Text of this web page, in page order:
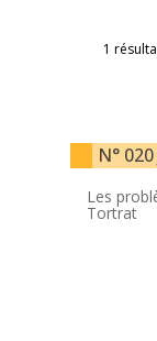
1
N°
Les
Tortrat